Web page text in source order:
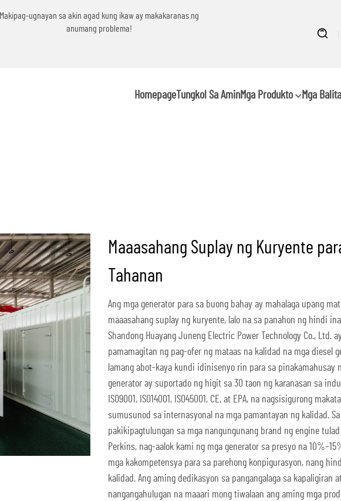
Makipag-ugnayan sa akin agad kung ikaw ay makakaranas ng
anumang problema!
HomepageTungkol Sa AminMga Produkto Mga Balita
Maaasahang Suplay ng Kuryente
Tahanan
Ang mga generator para sa buong bahay ay mahalaga upang
maaasahang suplay ng kuryente, lalo na sa panahon ng hindi
Shandong Huayang Juneng Electric Power Technology Co., Ltd.
pamamagitan ng pag-ofer ng mataas na kalidad na mga diesel
lamang abot-kaya kundi idinisenyo rin para sa pinakamahusay
generator ay suportado ng higit sa 30 taon ng karanasan sa
ISO9001, ISO14001, ISO45001, CE, at EPA, na nagsisigurong
sumusunod sa internasyonal na mga pamantayan ng kalidad.
pakikipagtulungan sa mga nangungunang brand ng engine
Perkins, nag-aalok kami ng mga generator sa presyo na
mga kakompetensya para sa parehong konpigurasyon, nang
kalidad. Ang aming dedikasyon sa pangangalaga sa kapaligiran
nangangahulugan na maaari mong tiwalaan ang aming mga